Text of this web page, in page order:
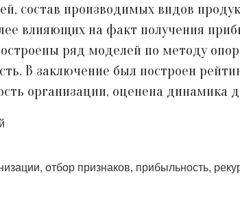
состав производимых видов
влияющих на факт получения
ряд моделей по методу
В заключение был построен
организации, оценена динамика
отбор признаков, прибыльность,